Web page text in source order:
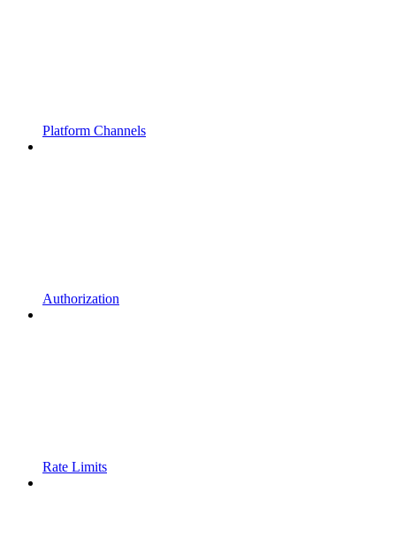
Platform Channels
Authorization
Rate Limits